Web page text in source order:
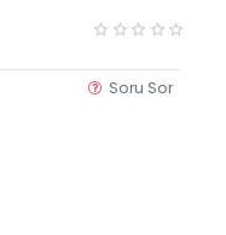
Soru Sor